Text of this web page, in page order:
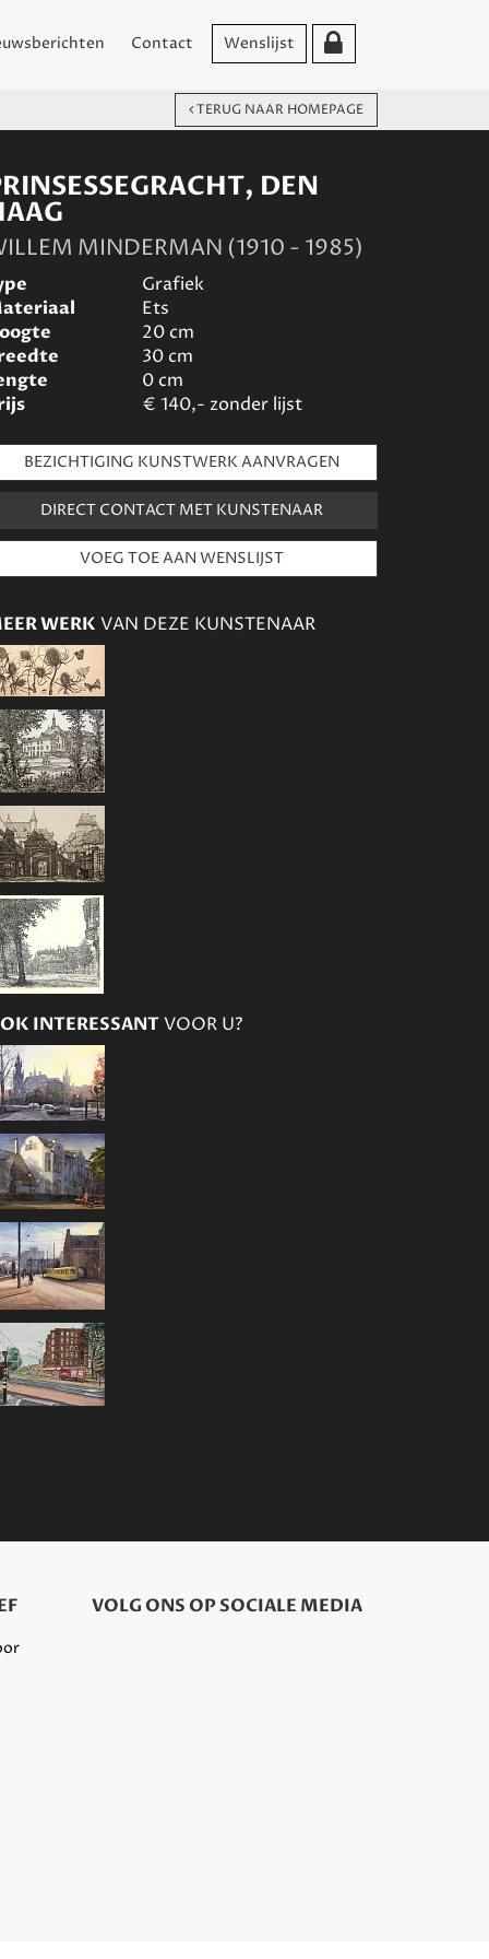
Contact Wenslijst
TERUG NAAR HOMEPAGE
DEN
MINDERMAN (1910 - 1985)
Grafiek
Ets
20cm
30cm
0cm
€ 140,- zonder lijst
BEZICHTIGING KUNSTWERK AANVRAGEN
DIRECT CONTACT MET KUNSTENAAR
WERK VAN DEZE KUNSTENAAR
INTERESSANTVOOR U?
VOLG ONS OP SOCIALE MEDIA